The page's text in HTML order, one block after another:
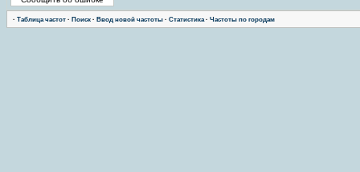
· Таблица частот · Поиск · Ввод новой частоты · Статистика· Частоты по городам